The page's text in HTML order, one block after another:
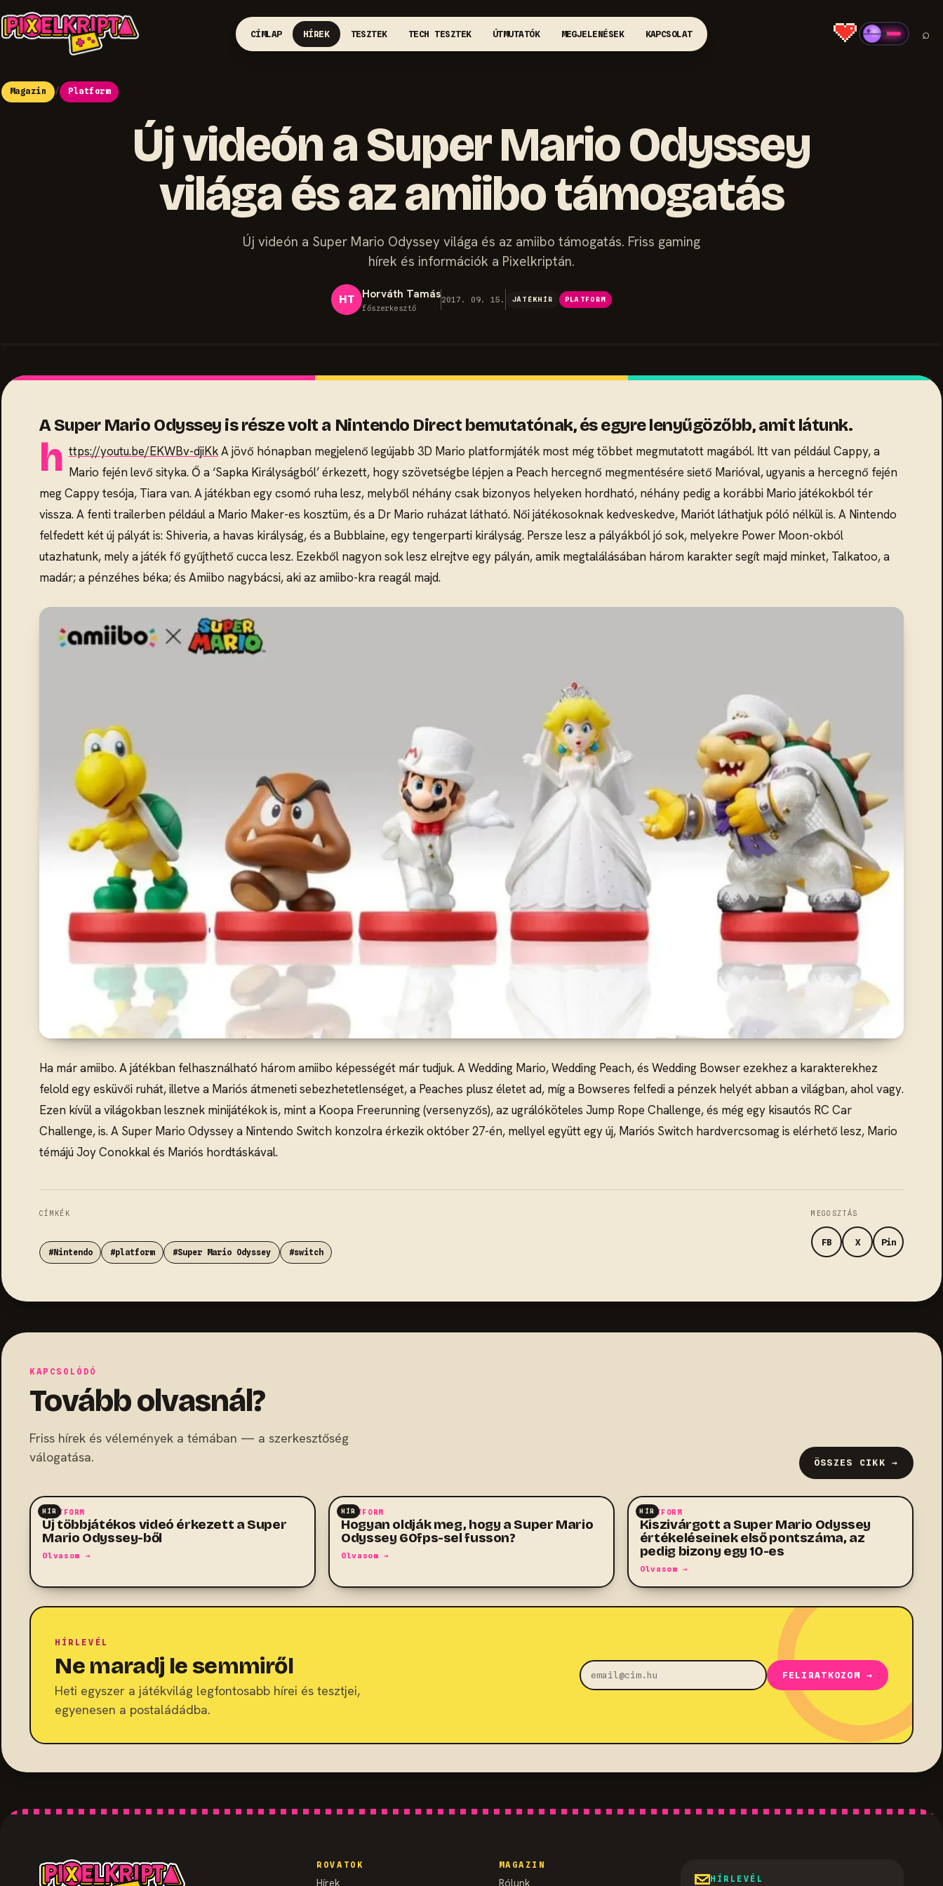
CÍMLAP HÍREK TESZTEK TECH TESZTEK ÚTMUTATÓK MEGJELENÉSEK KAPCSOLAT ⌕
Magazin / Platform
Új videón a Super Mario Odyssey
világa és az amiibo támogatás
Új videón a Super Mario Odyssey világa és az amiibo támogatás. Friss gaming
hírek és információk a Pixelkriptán.
HT Horváth Tamás
főszerkesztő
2017. 09. 15. JÁTÉKHÍR PLATFORM
A Super Mario Odyssey is része volt a Nintendo Direct bemutatónak, és egyre lenyűgözőbb, amit látunk.
h ttps://youtu.be/EKWBv-djiKkA jövő hónapban megjelenő legújabb 3D Mario platformjáték most még többet megmutatott magából. Itt van például Cappy, a
Mario fején levő sityka. Ő a ‘Sapka Királyságból’ érkezett, hogy szövetségbe lépjen a Peach hercegnő megmentésére siető Marióval, ugyanis a hercegnő fején
meg Cappy tesója, Tiara van. A játékban egy csomó ruha lesz, melyből néhány csak bizonyos helyeken hordható, néhány pedig a korábbi Mario játékokból tér
vissza. A fenti trailerben például a Mario Maker-es kosztüm, és a Dr Mario ruházat látható. Női játékosoknak kedveskedve, Mariót láthatjuk póló nélkül is. A Nintendo
felfedett két új pályát is: Shiveria, a havas királyság, és a Bubblaine, egy tengerparti királyság. Persze lesz a pályákból jó sok, melyekre Power Moon-okból
utazhatunk, mely a játék fő gyűjthető cucca lesz. Ezekből nagyon sok lesz elrejtve egy pályán, amik megtalálásában három karakter segít majd minket, Talkatoo, a
madár; a pénzéhes béka; és Amiibo nagybácsi, aki az amiibo-kra reagál majd.
Ha már amiibo. A játékban felhasználható három amiibo képességét már tudjuk. A Wedding Mario, Wedding Peach, és Wedding Bowser ezekhez a karakterekhez
felold egy esküvői ruhát, illetve a Mariós átmeneti sebezhetetlenséget, a Peaches plusz életet ad, míg a Bowseres felfedi a pénzek helyét abban a világban, ahol vagy.
Ezen kívül a világokban lesznek minijátékok is, mint a Koopa Freerunning (versenyzős), az ugrálóköteles Jump Rope Challenge, és még egy kisautós RC Car
Challenge, is. A Super Mario Odyssey a Nintendo Switch konzolra érkezik október 27-én, mellyel együtt egy új, Mariós Switch hardvercsomag is elérhető lesz, Mario
témájú Joy Conokkal és Mariós hordtáskával.
CÍMKÉK
#Nintendo #platform #Super Mario Odyssey #switch
MEGOSZTÁS
FB X Pin
KAPCSOLÓDÓ
Tovább olvasnál?
Friss hírek és vélemények a témában — a szerkesztőség
válogatása.
ÖSSZES CIKK →
HÍR
PLATFORM
Új többjátékos videó érkezett a Super
Mario Odyssey-ből
Olvasom →
HÍR
PLATFORM
Hogyan oldják meg, hogy a Super Mario
Odyssey 60fps-sel fusson?
Olvasom →
HÍR
PLATFORM
Kiszivárgott a Super Mario Odyssey
értékeléseinek első pontszáma, az
pedig bizony egy 10-es
Olvasom →
HÍRLEVÉL
Ne maradj le semmiről
Heti egyszer a játékvilág legfontosabb hírei és tesztjei,
egyenesen a postaládádba.
FELIRATKOZOM →
ROVATOK
Hírek
MAGAZIN
Rólunk HÍRLEVÉL